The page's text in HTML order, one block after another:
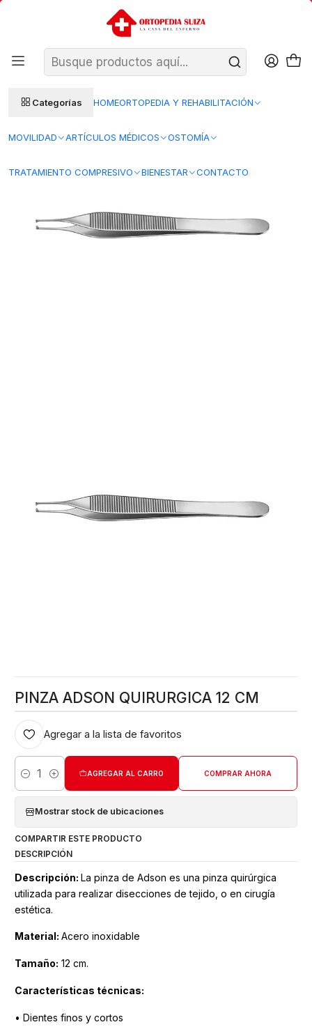
Categorías HOMEORTOPEDIA Y REHABILITACIÓN
MOVILIDAD ARTÍCULOS MÉDICOS OSTOMÍA
TRATAMIENTO COMPRESIVO BIENESTAR CONTACTO
SANTIAGO: ENTREGA AL DÍA HÁBIL SIGUIENTE (L–V)
REGIONES 48–72 HORAS HÁBILES
Insumos Medicos Instrumentos quirurgicos
Pinzas quirurgicas PINZA ADSON QUIRURGICA 12 CM
PINZA ADSON QUIRURGICA 12 CM
Agregar a la lista de favoritos
Cantidad
AGREGAR AL CARRO COMPRAR AHORA
Mostrar stock de ubicaciones
COMPARTIR ESTE PRODUCTO
DESCRIPCIÓN
Descripción: La pinza de Adson es una pinza quirúrgica
utilizada para realizar disecciones​ de tejido, o en cirugía
estética.
Material: Acero inoxidable
Tamaño: 12 cm.
Características técnicas:
• Dientes finos y cortos